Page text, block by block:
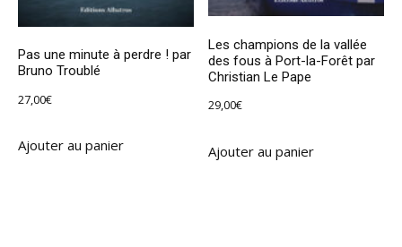
Pas une minute à perdre ! par
Bruno Troublé
27,00€
Ajouter au panier
Les champions de la vallée
des fous à Port-la-Forêt par
Christian Le Pape
29,00€
Ajouter au panier